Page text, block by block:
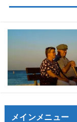
メインメニュー